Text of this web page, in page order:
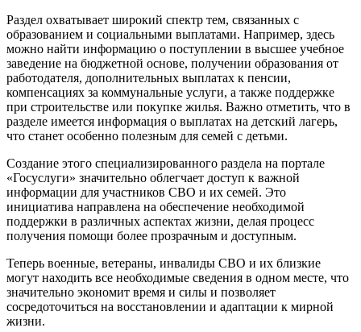
Раздел охватывает широкий спектр тем, связанных с
образованием и социальными выплатами. Например, здесь
можно найти информацию о поступлении в высшее учебное
заведение на бюджетной основе, получении образования от
работодателя, дополнительных выплатах к пенсии,
компенсациях за коммунальные услуги, а также поддержке
при строительстве или покупке жилья. Важно отметить, что в
разделе имеется информация о выплатах на детский лагерь,
что станет особенно полезным для семей с детьми.
Создание этого специализированного раздела на портале
«Госуслуги» значительно облегчает доступ к важной
информации для участников СВО и их семей. Это
инициатива направлена на обеспечение необходимой
поддержки в различных аспектах жизни, делая процесс
получения помощи более прозрачным и доступным.
Теперь военные, ветераны, инвалиды СВО и их близкие
могут находить все необходимые сведения в одном месте, что
значительно экономит время и силы и позволяет
сосредоточиться на восстановлении и адаптации к мирной
жизни.